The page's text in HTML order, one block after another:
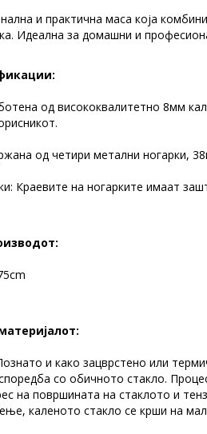
и практична маса која
Идеална за домашни и
од висококвалитетно 8мм
од четири метални ногарки,
Краевите на ногарките имаат
и како зацврстено или
со обичното стакло.
на површината на стаклото и
каленото стакло се крши на